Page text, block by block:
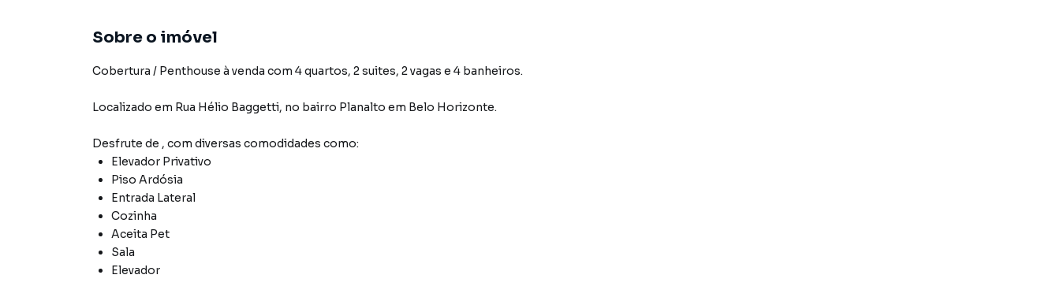
Sobre o imóvel
Cobertura / Penthouse à venda com 4 quartos, 2 suites, 2 vagas e 4 banheiros.
Localizado em Rua Hélio Baggetti, no bairro Planalto em Belo Horizonte.
Desfrute de , com diversas comodidades como:
Elevador Privativo
Piso Ardósia
Entrada Lateral
Cozinha
Aceita Pet
Sala
Elevador